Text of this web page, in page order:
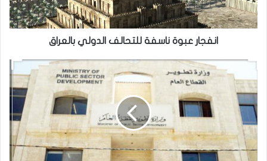
انفجار عبوة ناسفة للتحالف الدولي بالعراق
حديث
موظفي
شراء
الخدمات
تثبيتهم